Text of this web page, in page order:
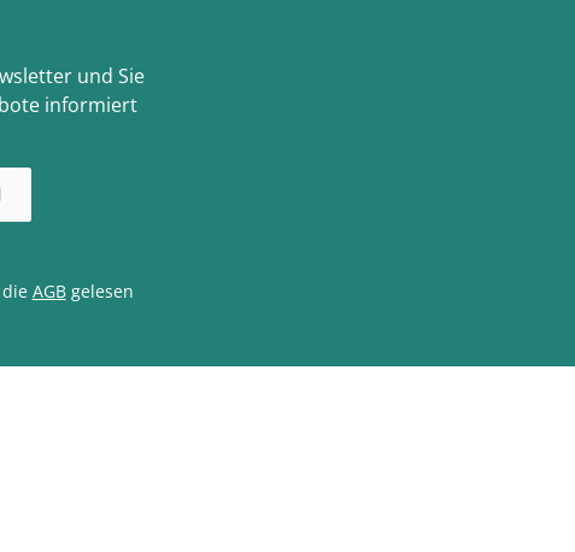
und Sie
informiert
AGBgelesen